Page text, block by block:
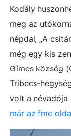
Kodály
meg az
népdal, „A
még egy kis
Gímes község
Tribecs-
volt a névadója
már az fmc